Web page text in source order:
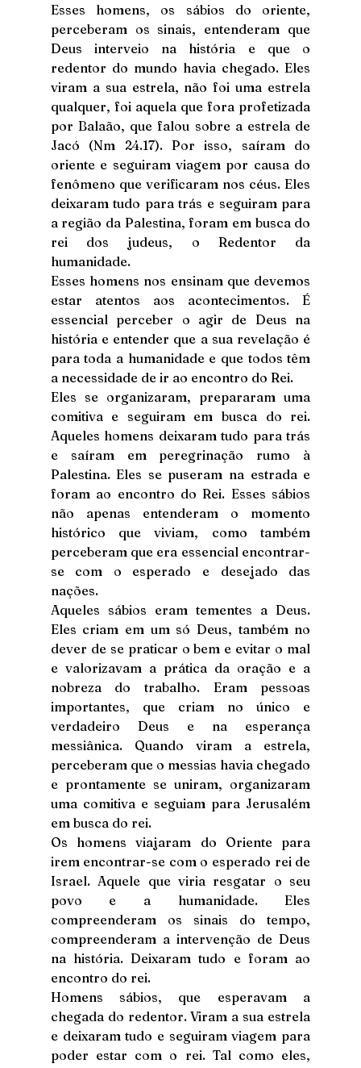
Esses homens, os sábios do oriente,
perceberam os sinais, entenderam que
Deus interveio na história e que o
redentor do mundo havia chegado. Eles
viram a sua estrela, não foi uma estrela
qualquer, foi aquela que fora profetizada
por Balaão, que falou sobre a estrela de
Jacó (Nm 24.17). Por isso, saíram do
oriente e seguiram viagem por causa do
fenômeno que verificaram nos céus. Eles
deixaram tudo para trás e seguiram para
a região da Palestina, foram em busca do
rei dos judeus, o Redentor da
humanidade.
Esses homens nos ensinam que devemos
estar atentos aos acontecimentos. É
essencial perceber o agir de Deus na
história e entender que a sua revelação é
para toda a humanidade e que todos têm
a necessidade de ir ao encontro do Rei.
Eles se organizaram, prepararam uma
comitiva e seguiram em busca do rei.
Aqueles homens deixaram tudo para trás
e saíram em peregrinação rumo à
Palestina. Eles se puseram na estrada e
foram ao encontro do Rei. Esses sábios
não apenas entenderam o momento
histórico que viviam, como também
perceberam que era essencial encontrar-
se com o esperado e desejado das
nações.
Aqueles sábios eram tementes a Deus.
Eles criam em um só Deus, também no
dever de se praticar o bem e evitar o mal
e valorizavam a prática da oração e a
nobreza do trabalho. Eram pessoas
importantes, que criam no único e
verdadeiro Deus e na esperança
messiânica. Quando viram a estrela,
perceberam que o messias havia chegado
e prontamente se uniram, organizaram
uma comitiva e seguiam para Jerusalém
em busca do rei.
Os homens viajaram do Oriente para
irem encontrar-se com o esperado rei de
Israel. Aquele que viria resgatar o seu
povo e a humanidade. Eles
compreenderam os sinais do tempo,
compreenderam a intervenção de Deus
na história. Deixaram tudo e foram ao
encontro do rei.
Homens sábios, que esperavam a
chegada do redentor. Viram a sua estrela
e deixaram tudo e seguiram viagem para
poder estar com o rei. Tal como eles,